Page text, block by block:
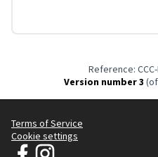
Reference:
Version number 3
Terms of Service
Cookie settings
जेटी घोषणापत्र - स्वच्छ कपडा अभियान at
जेटी घोषणापत्र - स्वच्छ कपडा